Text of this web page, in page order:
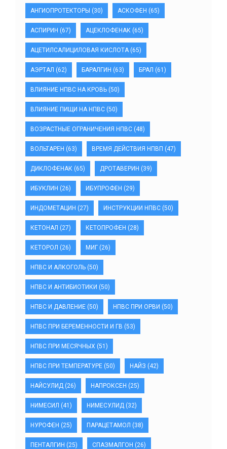
АНГИОПРОТЕКТОРЫ (30) АСКОФЕН (65)
АСПИРИН (67) АЦЕКЛОФЕНАК (65)
АЦЕТИЛСАЛИЦИЛОВАЯ КИСЛОТА(65)
АЭРТАЛ (62) БАРАЛГИН (63) БРАЛ (61)
ВЛИЯНИЕ НПВС НА КРОВЬ (50)
ВЛИЯНИЕ ПИЩИ НА НПВС (50)
ВОЗРАСТНЫЕ ОГРАНИЧЕНИЯ НПВС (48)
ВОЛЬТАРЕН (63) ВРЕМЯ ДЕЙСТВИЯ НПВП (47)
ДИКЛОФЕНАК (65) ДРОТАВЕРИН (39)
ИБУКЛИН (26) ИБУПРОФЕН (29)
ИНДОМЕТАЦИН (27) ИНСТРУКЦИИ НПВС (50)
КЕТОНАЛ (27) КЕТОПРОФЕН (28)
КЕТОРОЛ (26) МИГ (26)
НПВС И АЛКОГОЛЬ (50)
НПВС И АНТИБИОТИКИ (50)
НПВС И ДАВЛЕНИЕ (50) НПВС ПРИ ОРВИ (50)
НПВС ПРИ БЕРЕМЕННОСТИ И ГВ (53)
НПВС ПРИ МЕСЯЧНЫХ (51)
НПВС ПРИ ТЕМПЕРАТУРЕ (50) НАЙЗ (42)
НАЙСУЛИД (26) НАПРОКСЕН (25)
НИМЕСИЛ (41) НИМЕСУЛИД (32)
НУРОФЕН (25) ПАРАЦЕТАМОЛ (38)
ПЕНТАЛГИН (25) СПАЗМАЛГОН (26)